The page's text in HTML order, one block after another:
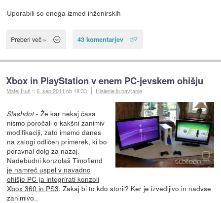
Uporabili so enega izmed inženirskih
Preberi več » 43 komentarjev
Xbox in PlayStation v enem PC-jevskem ohišju
Matej Huš ::6. sep 2011 ob 18:33 Hlajenje in navijanje
Slashdot- Že kar nekaj časa
nismo poročali o kakšni zanimiv
modifikaciji, zato imamo danes
na zalogi odličen primerek, ki bo
poravnal dolg za nazaj.
Nadebudni konzolaš Timofiend
je namreč uspel v navadno
ohišje PC-ja integrirati konzoli
Xbox 360 in PS3. Zakaj bi to kdo storil? Ker je izvedljivo in nadvse
zanimivo..